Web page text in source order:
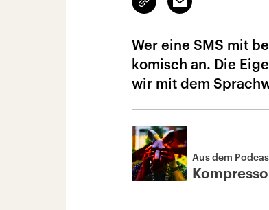
kopieren/teilen
Wer eine SMS mit
komisch an. Die
wir mit dem
Aus dem